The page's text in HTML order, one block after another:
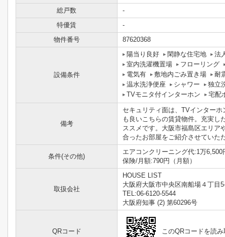
総戸数
-
特優賃
-
物件番号
87620368
設備条件
陽当り良好 閑静な住宅地
法
室内洗濯機置場
フローリング
電気有
敷地内ごみ置き場
耐
温水洗浄便座
シャワー
独立
TVモニタ付インターホン
宅配
備考
セキュリティ面は、TVインター
も良いこちらの賃貸物件。充実し
ススメです。大阪市福島区エリア
合ったお部屋をご紹介させていた
条件(その他)
エアコンクリーニング代:1万
保険/月額:790円（月額）
取扱会社
HOUSE LIST
大阪府大阪市中央区南船場４丁目
TEL:06-6120-5544
大阪府知事 (2) 第60296号
QRコード このQRコードを読